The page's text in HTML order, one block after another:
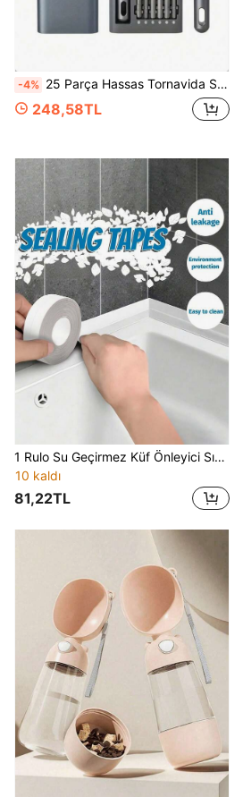
-4% 25 Parça Hassas Tornavida Seti, Çok Fonksiyonlu Tamir Aleti, Çoklu Model Seçenekli, Cep Telefonu ve Tablet Sökme İşlemleri İçin Uygun, Günlük Kullanım, Plastik, Çeşitli Vida Başlıklı, Noel
248,58TL
1 Rulo Su Geçirmez Küf Önleyici Sızdırmazlık Bandı, 3.2m Kendinden Yapışkanlı Derz Şeridi Mutfak Lavabosu Banyo Tuvalet Küvet İçin, Esnek PVC Boşluk Doldurucu Kenar Sızdırmazlığı, Küf Önleyici Duvar Köşe Koruyucu, Kolayca Boyutlandırılabilir Ev Sızdırmazlık Çözümü
10 kaldı
81,22TL